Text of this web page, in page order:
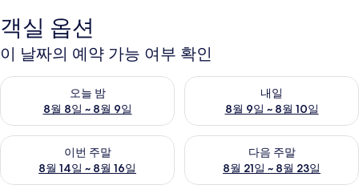
객실 옵션
이 날짜의 예약 가능 여부 확인
오늘 밤
8월 8일 ~ 8월 9일
오늘 밤 예약 가능 여부 확인, 8월 8일 ~ 8월 9일
내일
8월 9일 ~ 8월 10일
내일 예약 가능 여부 확인, 8월
이번 주말
8월 14일 ~ 8월 16일
이번 주말 예약 가능 여부 확인, 8월 14일 ~ 8월 16일
다음 주말
8월 21일 ~ 8월 23일
다음 주말 예약 가능 여부 확인